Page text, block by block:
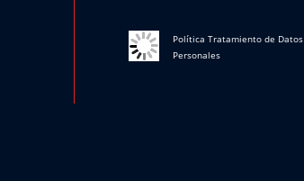
Política Tratamiento de Datos
Personales